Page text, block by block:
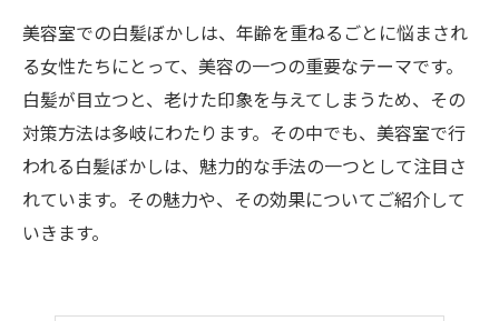
美容室での白髪ぼかしは、年齢を重ねるごとに悩まされ
る女性たちにとって、美容の一つの重要なテーマです。
白髪が目立つと、老けた印象を与えてしまうため、その
対策方法は多岐にわたります。その中でも、美容室で行
われる白髪ぼかしは、魅力的な手法の一つとして注目さ
れています。その魅力や、その効果についてご紹介して
いきます。